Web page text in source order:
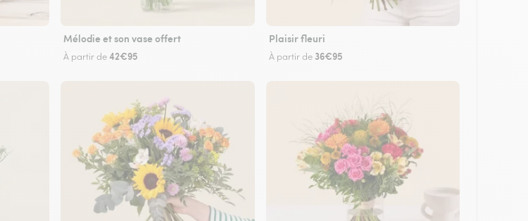
Mélodie et son vase offert
À partir de42€95
Plaisir fleuri
À partir de 36€95